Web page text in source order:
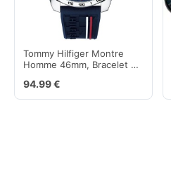
Tommy Hilfiger Montre
Homme 46mm, Bracelet en
Marine, 3 Sous-Cadrans,
Résistante à l’Eau
94.99 €